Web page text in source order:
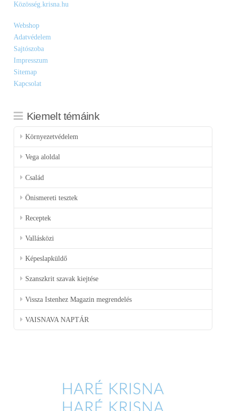
Közösség.krisna.hu
Webshop
Adatvédelem
Sajtószoba
Impresszum
Sitemap
Kapcsolat
Kiemelt témáink
Környezetvédelem
Vega aloldal
Család
Önismereti tesztek
Receptek
Vallásközi
Képeslapküldő
Szanszkrit szavak kiejtése
Vissza Istenhez Magazin megrendelés
VAISNAVA NAPTÁR